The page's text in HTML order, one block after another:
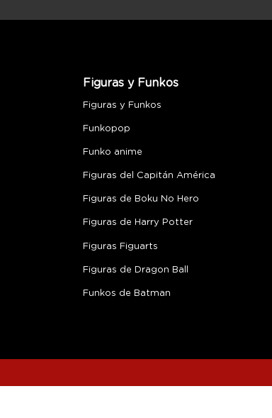
Figuras y Funkos
Figuras y Funkos
Funkopop
Funko anime
Figuras del Capitán América
Figuras de Boku No Hero
Figuras de Harry Potter
Figuras Figuarts
Figuras de Dragon Ball
Funkos de Batman